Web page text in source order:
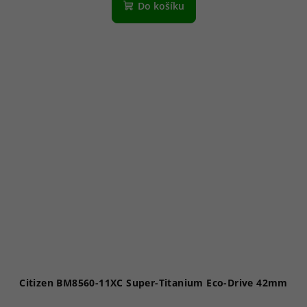
Do košíku
Citizen BM8560-11XC Super-Titanium Eco-Drive 42mm